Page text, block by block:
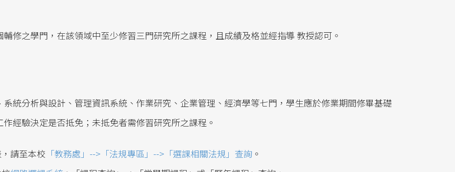
修之學門，在該領域中至少修習三門研究所之課程，且成績及格並經指導 教授認可。
統分析與設計、管理資訊系統、作業研究、企業管理、經濟學等七門，學生應於修業期間修畢基礎
經驗決定是否抵免；未抵免者需修習研究所之課程。
請至本校 「教務處」-->「法規專區」-->「選課相關法規」查詢 。